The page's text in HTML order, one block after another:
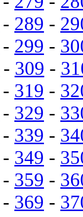
- 289 -
- 299 -
- 309 -
- 319 -
- 329 -
- 339 -
- 349 -
- 359 -
- 369 -